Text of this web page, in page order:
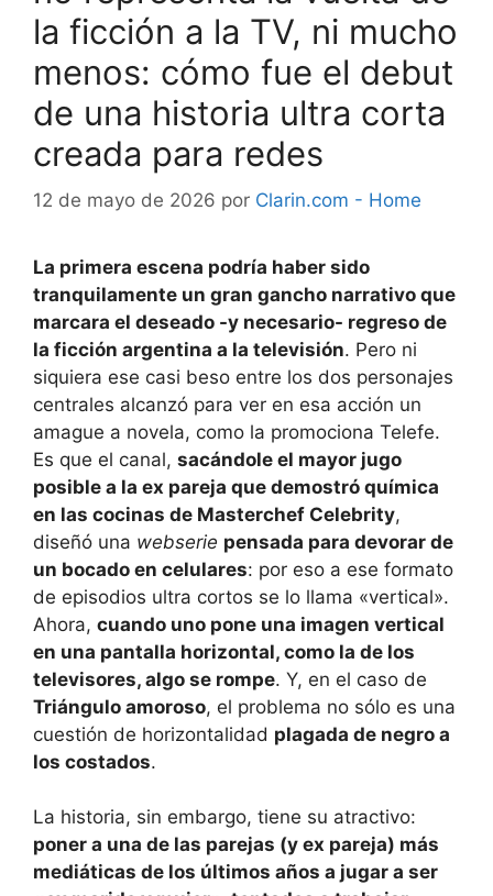
la ficción a la TV, ni mucho
menos: cómo fue el debut
de una historia ultra corta
creada para redes
12 de mayo de 2026 por Clarin.com - Home
La primera escena podría haber sido
tranquilamente un gran gancho narrativo que
marcara el deseado -y necesario- regreso de
la ficción argentina a la televisión. Pero ni
siquiera ese casi beso entre los dos personajes
centrales alcanzó para ver en esa acción un
amague a novela, como la promociona Telefe.
Es que el canal, sacándole el mayor jugo
posible a la ex pareja que demostró química
en las cocinas de Masterchef Celebrity,
diseñó una webserie pensada para devorar de
un bocado en celulares: por eso a ese formato
de episodios ultra cortos se lo llama «vertical».
Ahora, cuando uno pone una imagen vertical
en una pantalla horizontal, como la de los
televisores, algo se rompe. Y, en el caso de
Triángulo amoroso, el problema no sólo es una
cuestión de horizontalidad plagada de negro a
los costados.
La historia, sin embargo, tiene su atractivo:
poner a una de las parejas (y ex pareja) más
mediáticas de los últimos años a jugar a ser